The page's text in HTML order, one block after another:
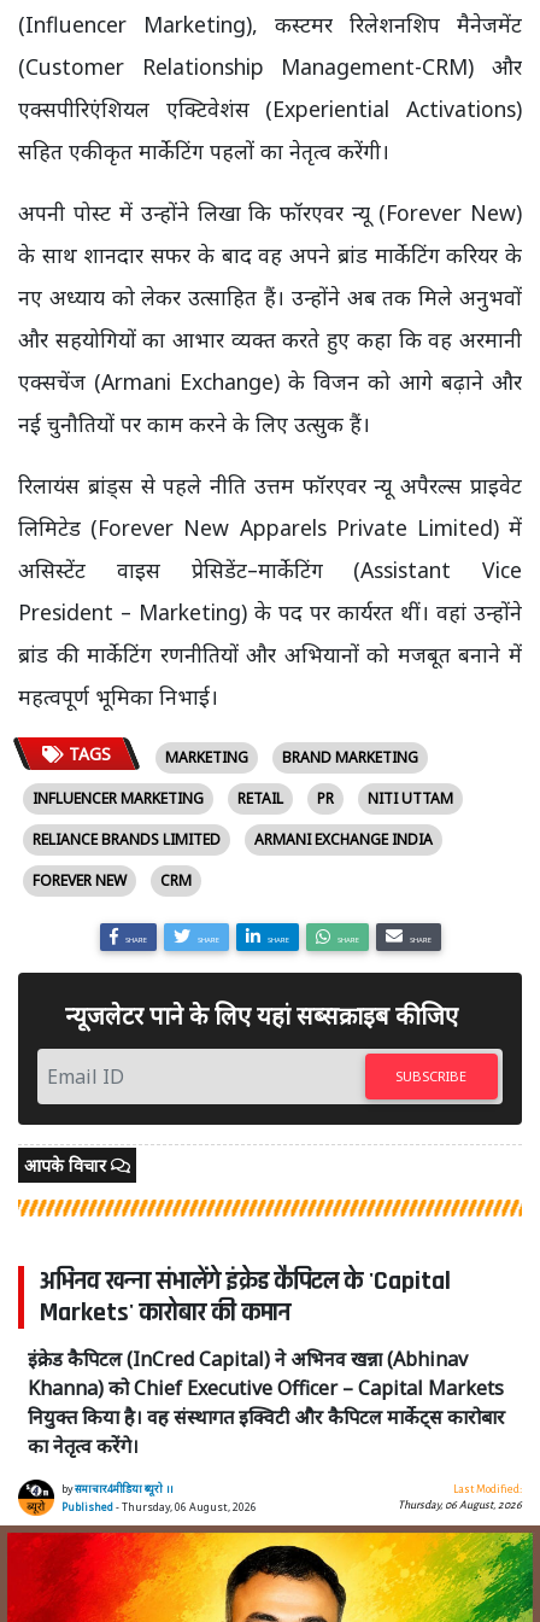
(Influencer Marketing), कस्टमर रिलेशनशिप मैनेजमेंट
(Customer Relationship Management-CRM) और
एक्सपीरिएंशियल एक्टिवेशंस (Experiential Activations)
सहित एकीकृत मार्केटिंग पहलों का नेतृत्व करेंगी।
अपनी पोस्ट में उन्होंने लिखा कि फॉरएवर न्यू (Forever New)
के साथ शानदार सफर के बाद वह अपने ब्रांड मार्केटिंग करियर के
नए अध्याय को लेकर उत्साहित हैं। उन्होंने अब तक मिले अनुभवों
और सहयोगियों का आभार व्यक्त करते हुए कहा कि वह अरमानी
एक्सचेंज (Armani Exchange) के विजन को आगे बढ़ाने और
नई चुनौतियों पर काम करने के लिए उत्सुक हैं।
रिलायंस ब्रांड्स से पहले नीति उत्तम फॉरएवर न्यू अपैरल्स प्राइवेट
लिमिटेड (Forever New Apparels Private Limited) में
असिस्टेंट वाइस प्रेसिडेंट–मार्केटिंग (Assistant Vice
President – Marketing) के पद पर कार्यरत थीं। वहां उन्होंने
ब्रांड की मार्केटिंग रणनीतियों और अभियानों को मजबूत बनाने में
महत्वपूर्ण भूमिका निभाई।
TAGS MARKETING
BRAND MARKETING
INFLUENCER MARKETING
RETAIL PR
NITI UTTAM
RELIANCE BRANDS LIMITED
ARMANI EXCHANGE INDIA
FOREVER NEW
CRM
SHARE SHARE SHARE SHARE SHARE
न्यूजलेटर पाने के लिए यहां सब्सक्राइब कीजिए
SUBSCRIBE
आपके विचार
अभिनव खन्ना संभालेंगे इंक्रेड कैपिटल के 'Capital
Markets' कारोबार की कमान
इंक्रेड कैपिटल (InCred Capital) ने अभिनव खन्ना (Abhinav
Khanna) को Chief Executive Officer – Capital Markets
नियुक्त किया है। वह संस्थागत इक्विटी और कैपिटल मार्केट्स कारोबार
का नेतृत्व करेंगे।
byसमाचार4मीडिया ब्यूरो ।।
Published- Thursday, 06 August, 2026
Last Modified:
Thursday, 06 August, 2026